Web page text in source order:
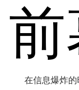
前
在信息爆炸